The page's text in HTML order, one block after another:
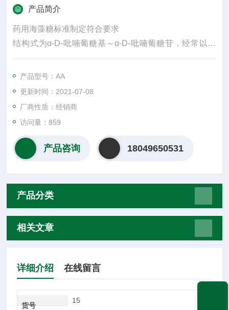
产品简介
药用海藻糖标准制定符合要求
结构式为α-D-吡喃葡糖基～α-D-吡喃葡糖苷，经常以二
水化合物存在，分子式为C12H22O11&amp;amp;amp;a
mp;amp;amp;amp;#183;2H2O。 [1]
海藻糖是一种典型应激代谢物，能够在高温、高寒、高
产品型号：AA
更新时间：2021-07-08
厂商性质：经销商
访问量：859
产品咨询 18049650531
产品分类
相关文章
详细介绍 在线留言
货号
15